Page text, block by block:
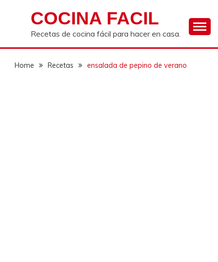
COCINA FACIL
Recetas de cocina fácil para hacer en casa.
Home Recetas ensalada de pepino de verano